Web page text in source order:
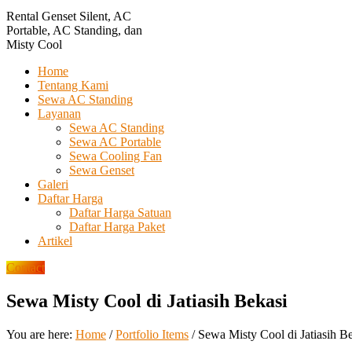
Rental Genset Silent, AC
Portable, AC Standing, dan
Misty Cool
Home
Tentang Kami
Sewa AC Standing
Layanan
Sewa AC Standing
Sewa AC Portable
Sewa Cooling Fan
Sewa Genset
Galeri
Daftar Harga
Daftar Harga Satuan
Daftar Harga Paket
Artikel
Contact
Sewa Misty Cool di Jatiasih Bekasi
You are here: Home / Portfolio Items /Sewa Misty Cool di Jatiasih